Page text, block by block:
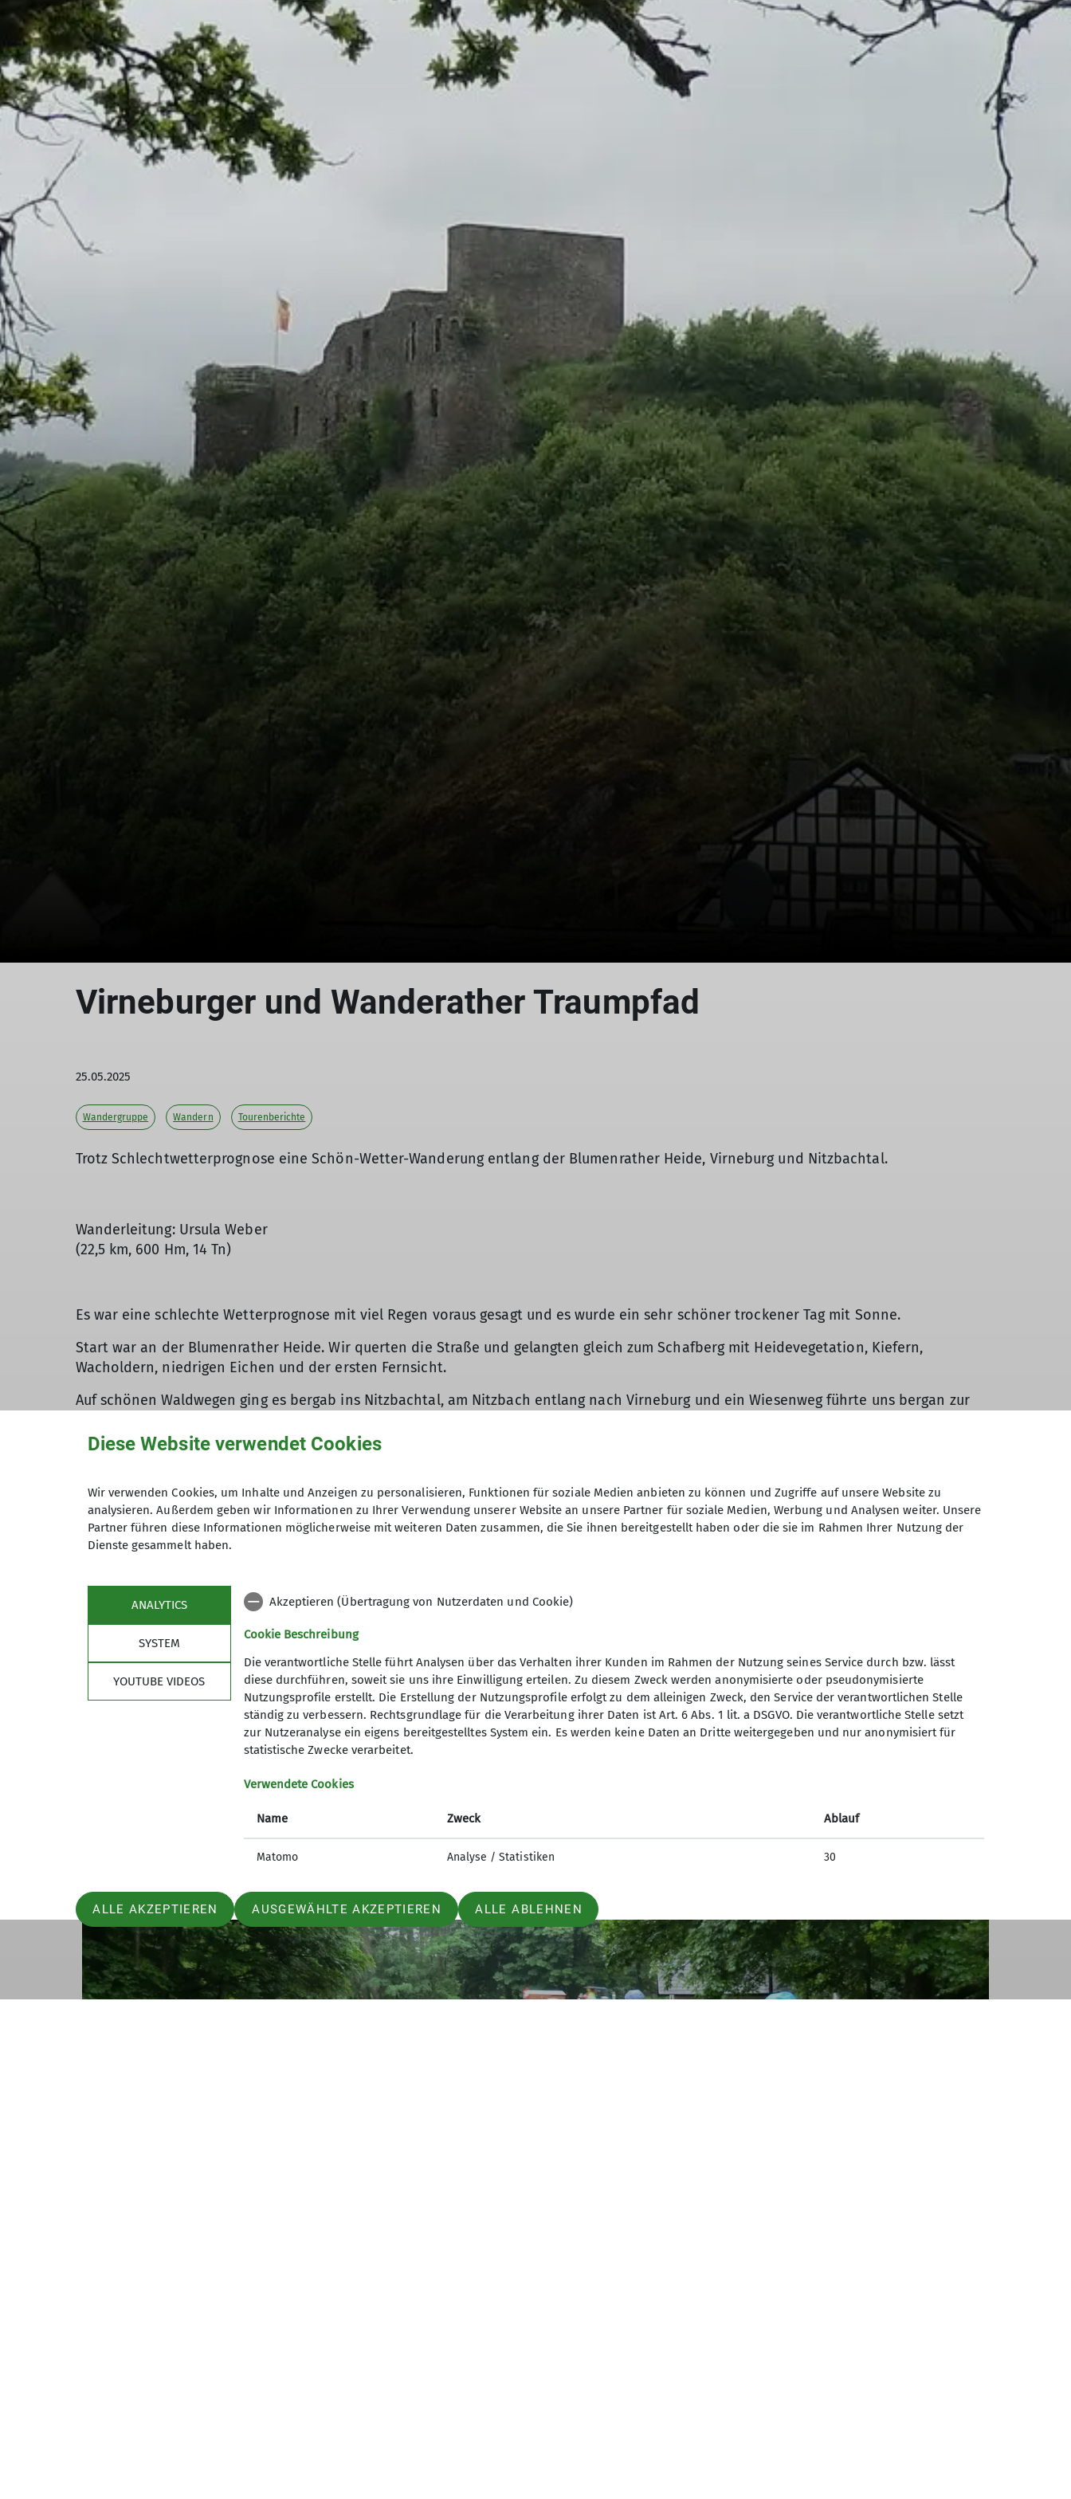
Virneburger und Wanderather Traumpfad
25.05.2025
Wandergruppe Wandern Tourenberichte
Trotz Schlechtwetterprognose eine Schön-Wetter-Wanderung entlang der Blumenrather Heide, Virneburg und Nitzbachtal.
Wanderleitung: Ursula Weber
(22,5 km, 600 Hm, 14 Tn)
Es war eine schlechte Wetterprognose mit viel Regen voraus gesagt und es wurde ein sehr schöner trockener Tag mit Sonne.
Start war an der Blumenrather Heide. Wir querten die Straße und gelangten gleich zum Schafberg mit Heidevegetation, Kiefern,
Wacholdern, niedrigen Eichen und der ersten Fernsicht.
Auf schönen Waldwegen ging es bergab ins Nitzbachtal, am Nitzbach entlang nach Virneburg und ein Wiesenweg führte uns bergan zur
Das Gemäuer stammt aus dem 13. Jahrhundert und zeugt von der machtvollen Stellung der Grafen von Virneburg.
Es ging weiter bergab zu einer kleinen Kapelle, durch enge Gassen von Virneburg, über den Nitzbach und auf der anderen Talseite mit
Blick zur Virneburg bergan durch einen lichten Wald. Über offene Wiesenfläche und blühende Ginsterbüsche geht es zurück ins Tal. Der
Weg führt uns jetzt über Freilingen zum Wanderather Traumpfad.
Durch blühende Wiesen mit Magariten, und fantastischen Weitblicken geht es weiter. Weite Grasflächen leuchtend gelbe Ginsterbüsche
führt uns zu einem Brunnen und der schwarzen Madonna. Hier ist ein schöner Rastplatz und ein Gedenkstein für die Jodokuspilger
Ein kleiner Abstecher bringt uns dann zur St. Jost Kapelle. Sehenswert sind hier der kunstvolle Altar und die Wandfresken.
Der Weg führt uns dann an der Nitz zurück zum zweiten Teil des Virneburger Traumpfades. Es geht bergan und auf schmalen Pfaden an der
Hangkante entlang mit tollen Ausblicken erreichen wir die Virneburger Schutzhütte. Ein letzter Aufstieg bringt uns wieder zur
Blumenrather Heide mit Wacholderbüschen, Heideflächen blühendem Ginster und Blick zur Nürburg.
Diese Website verwendet Cookies
Wir verwenden Cookies, um Inhalte und Anzeigen zu personalisieren, Funktionen für soziale Medien anbieten zu können und Zugriffe auf unsere Website zu
analysieren. Außerdem geben wir Informationen zu Ihrer Verwendung unserer Website an unsere Partner für soziale Medien, Werbung und Analysen weiter. Unsere
Partner führen diese Informationen möglicherweise mit weiteren Daten zusammen, die Sie ihnen bereitgestellt haben oder die sie im Rahmen Ihrer Nutzung der
Dienste gesammelt haben.
ANALYTICS
SYSTEM
YOUTUBE VIDEOS
Akzeptieren (Übertragung von Nutzerdaten und Cookie)
Cookie Beschreibung
Die verantwortliche Stelle führt Analysen über das Verhalten ihrer Kunden im Rahmen der Nutzung seines Service durch bzw. lässt
diese durchführen, soweit sie uns ihre Einwilligung erteilen. Zu diesem Zweck werden anonymisierte oder pseudonymisierte
Nutzungsprofile erstellt. Die Erstellung der Nutzungsprofile erfolgt zu dem alleinigen Zweck, den Service der verantwortlichen Stelle
ständig zu verbessern. Rechtsgrundlage für die Verarbeitung ihrer Daten ist Art. 6 Abs. 1 lit. a DSGVO. Die verantwortliche Stelle setzt
zur Nutzeranalyse ein eigens bereitgestelltes System ein. Es werden keine Daten an Dritte weitergegeben und nur anonymisiert für
statistische Zwecke verarbeitet.
Verwendete Cookies
Name Zweck Ablauf
Matomo Analyse / Statistiken 30
ALLE AKZEPTIEREN AUSGEWÄHLTE AKZEPTIEREN ALLE ABLEHNEN